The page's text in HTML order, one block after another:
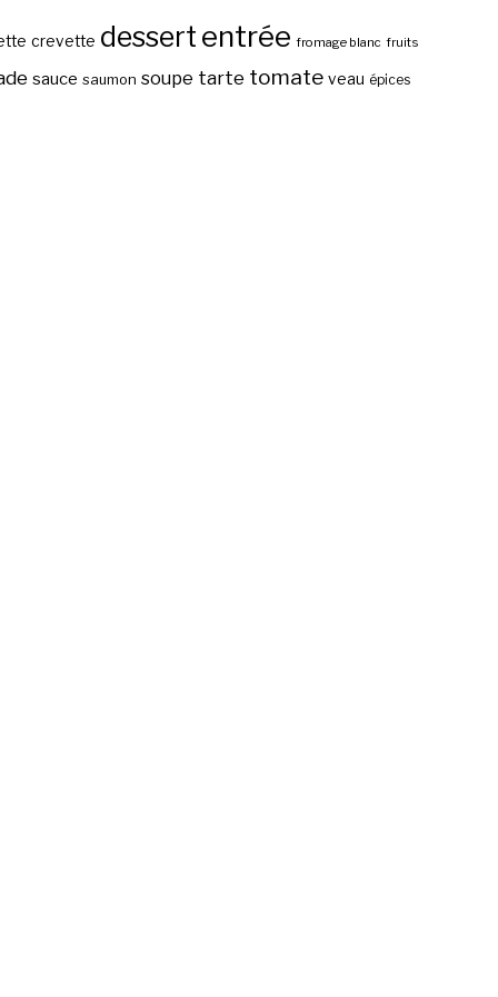
crevette dessert entrée fromage blanc fruits
sauce saumon soupe tarte tomate veau épices